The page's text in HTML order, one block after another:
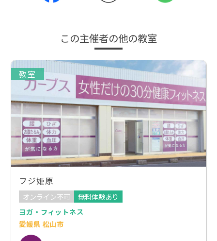
この主催者の他の教室
教室
フジ姫原
オンライン不可
無料体験あり
ヨガ・フィットネス
愛媛県 松山市